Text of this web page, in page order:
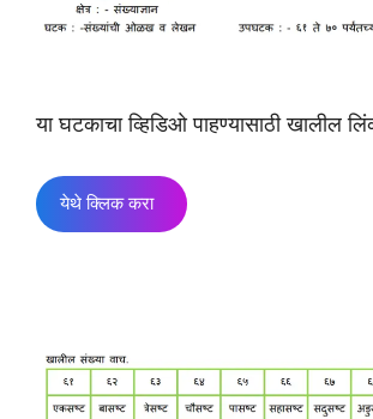
या घटकाचा व्हिडिओ पाहण्यासाठी खालील
येथे क्लिक करा